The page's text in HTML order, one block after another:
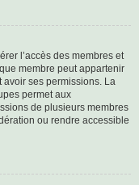
l’accès des membres et
membre peut appartenir
ses permissions. La
permet aux
de plusieurs membres
ou rendre accessible